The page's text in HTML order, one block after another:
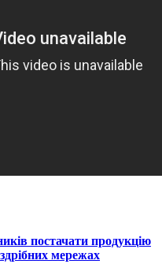
постачати продукцію
мережах